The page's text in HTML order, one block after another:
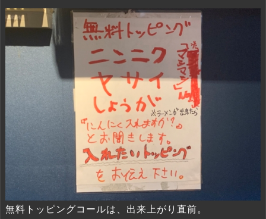
無料トッピングコールは、出来上がり直前。